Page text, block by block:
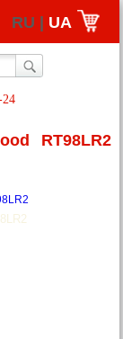
RU | UA
24
RT98LR2